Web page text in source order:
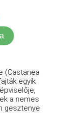
(Castanea
egyik
a nemes
gesztenye